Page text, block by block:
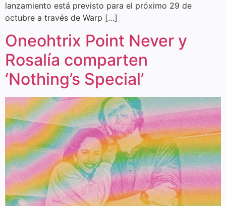
lanzamiento está previsto para el próximo 29 de
octubre a través de Warp […]
Oneohtrix Point Never y
Rosalía comparten
‘Nothing’s Special’